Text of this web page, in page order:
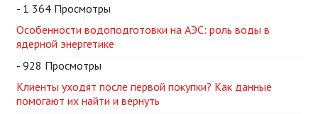
- 1 364 Просмотры
Особенности водоподготовки на АЭС: роль воды в
ядерной энергетике
- 928 Просмотры
Клиенты уходят после первой покупки? Как данные
помогают их найти и вернуть